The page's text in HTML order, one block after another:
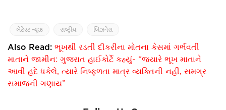
લેટેસ્ટ ન્યૂઝ રાષ્ટ્રીય બિઝનેસ
Also Read: ભૂખથી રડતી દીકરીના મોતના કેસમાં ગર્ભવતી
માતાને જામીન: ગુજરાત હાઈકોર્ટે કહ્યું- “જ્યારે ભૂખ માતાને
આવી હદે ધકેલે, ત્યારે નિષ્ફળતા માત્ર વ્યક્તિની નહીં, સમગ્ર
સમાજની ગણાય”